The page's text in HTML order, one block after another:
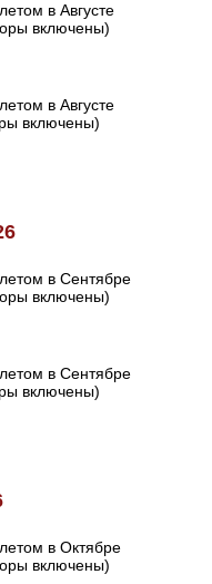
в Августе
включены)
в Августе
включены)
в Сентябре
включены)
в Сентябре
включены)
в Октябре
включены)